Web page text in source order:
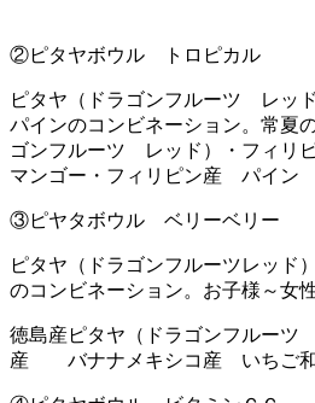
②ピタヤボウル トロピカル
ピタヤ（ドラゴンフルーツ レッ
パインのコンビネーション。常夏
ゴンフルーツ レッド）・フィリ
マンゴー・フィリピン産 パイン
③ピヤタボウル ベリーベリー
ピタヤ（ドラゴンフルーツレッド
のコンビネーション。お子様～女
徳島産ピタヤ（ドラゴンフルーツ
産 バナナメキシコ産 いちご